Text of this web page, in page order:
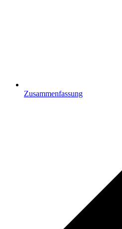
Zusammenfassung